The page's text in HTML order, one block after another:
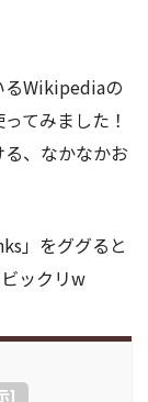
るWikipediaの
てみました！
、なかなかお
」をググると
ックリw
]